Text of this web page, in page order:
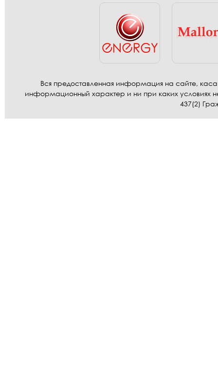
Вся предоставленная информация на сайте,
информационный характер и ни при каких условиях
437(2)